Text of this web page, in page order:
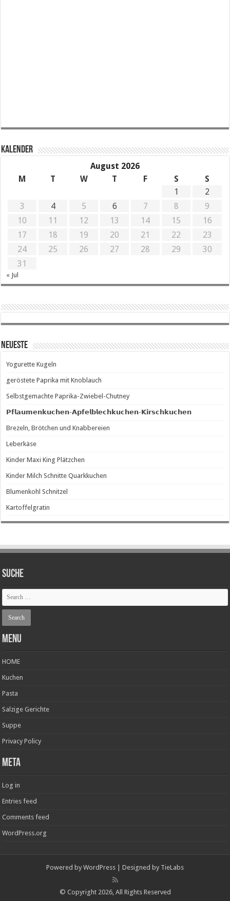
KALENDER
August 2026
M
T W T F S
S
1
2
3
4 5 6 7 8
9
10
11 12 13 14 15
16
17
18 19 20 21 22
23
24
25 26 27 28 29
30
31
« Jul
Neueste
Yogurette Kugeln
geröstete Paprika mit Knoblauch
Selbstgemachte Paprika-Zwiebel-Chutney
𝗣𝗳𝗹𝗮𝘂𝗺𝗲𝗻𝗸𝘂𝗰𝗵𝗲𝗻-𝗔𝗽𝗳𝗲𝗹𝗯𝗹𝗲𝗰𝗵𝗸𝘂𝗰𝗵𝗲𝗻-𝗞𝗶𝗿𝘀𝗰𝗵𝗸𝘂𝗰𝗵𝗲𝗻
Brezeln, Brötchen und Knabbereien
Leberkäse
Kinder Maxi King Plätzchen
Kinder Milch Schnitte Quarkkuchen
Blumenkohl Schnitzel
Kartoffelgratin
SUCHE
Menu
HOME
Kuchen
Pasta
Salzige Gerichte
Suppe
Privacy Policy
Meta
Log in
Entries feed
Comments feed
WordPress.org
Powered by WordPress | Designed by TieLabs
© Copyright 2026, All Rights Reserved